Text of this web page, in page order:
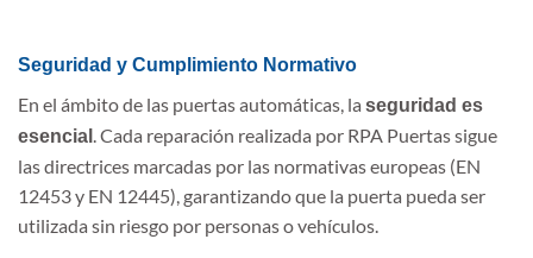
Seguridad y Cumplimiento Normativo
En el ámbito de las puertas automáticas, la seguridad es
esencial . Cada reparación realizada por RPA Puertas sigue
las directrices marcadas por las normativas europeas (EN
12453 y EN 12445), garantizando que la puerta pueda ser
utilizada sin riesgo por personas o vehículos.